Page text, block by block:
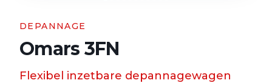
DEPANNAGE
Omars 3FN
Flexibel inzetbare depannagewagen